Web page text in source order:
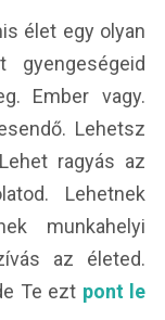
élet egy olyan
Ember vagy.
Lehetsz
ragyás az
Lehetnek
munkahelyi
az életed.
Te ezt pont le